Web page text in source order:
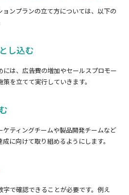
ンプランの立て方については、以下の
し込む
は、広告費の増加やセールスプロモー
を立てて実行していきます。
ケティングチームや製品開発チームなど
に向けて取り組めるようにします。
で確認できることが必要です。例え